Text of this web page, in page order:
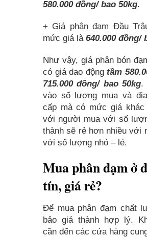
580.000 đồng/ bao 50kg.
+ Giá phân đạm Đầu
mức giá là 640.000 đồng/
Như vậy, giá phân bón
có giá dao độngtầm
715.000 đồng/ bao 50kg.
vào số lượng mua và
cấp mà có mức giá khác
với người mua với số
thành sẽ rẻ hơn nhiều với
với số lượng nhỏ – lẻ.
Mua phân đạm ở
tín, giá rẻ?
Để mua phân đạm chất
bảo giá thành hợp lý.
cần đến các cửa hàng